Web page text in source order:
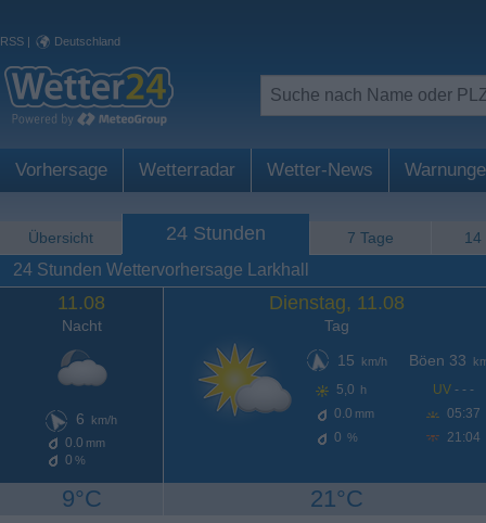
RSS | Deutschland
Vorhersage Wetterradar Wetter-News
Übersicht 24 Stunden 7 Tage 14
24 Stunden Wettervorhersage Larkhall
11.08
Nacht
6 km/h
0.0 mm
0 %
9°C
Dienstag, 11.08
Tag
15
km/h
5,0 h
0.0 mm
0 %
Böen 33
UV - - -
05:37
21:04
21°C